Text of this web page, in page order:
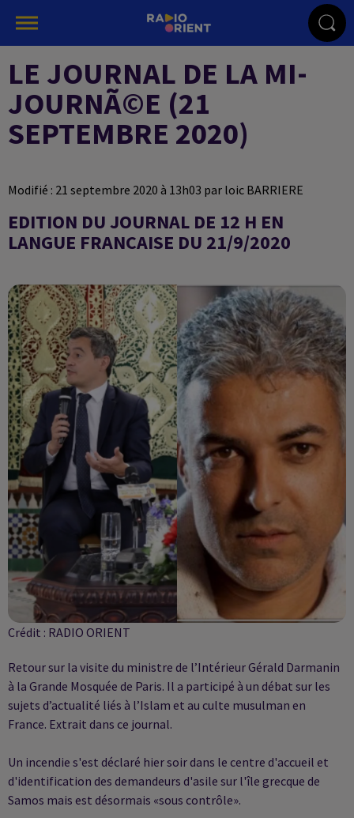
LE JOURNAL DE LA MI-
JOURNÃ©E (21
SEPTEMBRE 2020)
Modifié : 21 septembre 2020 à 13h03 par loic BARRIERE
EDITION DU JOURNAL DE 12 H EN
LANGUE FRANCAISE DU 21/9/2020
Crédit : RADIO ORIENT
Retour sur la visite du ministre de l’Intérieur Gérald Darmanin
à la Grande Mosquée de Paris. Il a participé à un débat sur les
sujets d’actualité liés à l’Islam et au culte musulman en
France. Extrait dans ce journal.
Un incendie s'est déclaré hier soir dans le centre d'accueil et
d'identification des demandeurs d'asile sur l'île grecque de
Samos mais est désormais «sous contrôle».